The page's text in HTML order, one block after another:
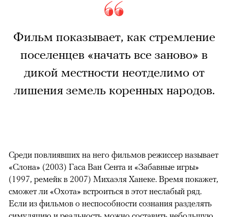
Фильм показывает, как стремление
поселенцев «начать все заново» в
дикой местности неотделимо от
лишения земель коренных народов.
Среди повлиявших на него фильмов режиссер называет
«Слона» (2003) Гаса Ван Сента и «Забавные игры»
(1997, ремейк в 2007) Михаэля Ханеке. Время покажет,
сможет ли «Охота» встроиться в этот неслабый ряд.
Если из фильмов о неспособности сознания разделять